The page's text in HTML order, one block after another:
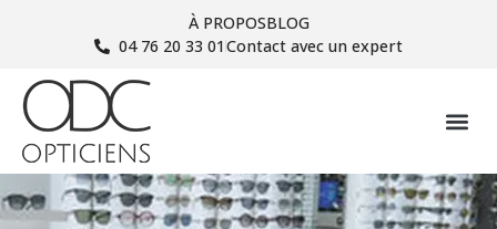
À PROPOSBLOG
04 76 20 33 01Contact avec un expert